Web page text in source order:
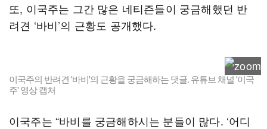
또, 이국주는 그간 많은 네티즌들이 궁금해했던 반
려견 ‘바비’의 근황도 공개했다.
이국주의 반려견 '바비'의 근황을 궁금해하는 댓글. 유튜브 채널 '이국
주' 영상 캡처
이국주는 “바비를 궁금해하시는 분들이 많다. ‘어디